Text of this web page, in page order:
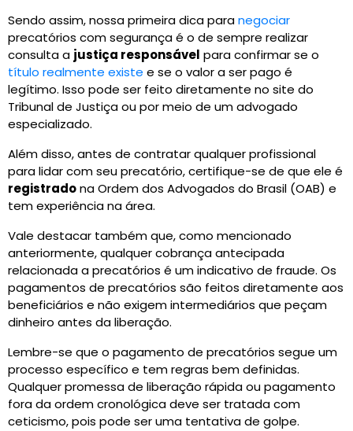
Sendo assim, nossa primeira dica paranegociar
precatórios com segurança é o de sempre realizar
consulta a justiça responsável para confirmar se o
título realmente existe e se o valor a ser pago é
legítimo. Isso pode ser feito diretamente no site do
Tribunal de Justiça ou por meio de um advogado
especializado.
Além disso, antes de contratar qualquer profissional
para lidar com seu precatório, certifique-se de que ele é
registradona Ordem dos Advogados do Brasil (OAB) e
tem experiência na área.
Vale destacar também que, como mencionado
anteriormente, qualquer cobrança antecipada
relacionada a precatórios é um indicativo de fraude. Os
pagamentos de precatórios são feitos diretamente aos
beneficiários e não exigem intermediários que peçam
dinheiro antes da liberação.
Lembre-se que o pagamento de precatórios segue um
processo específico e tem regras bem definidas.
Qualquer promessa de liberação rápida ou pagamento
fora da ordem cronológica deve ser tratada com
ceticismo, pois pode ser uma tentativa de golpe.